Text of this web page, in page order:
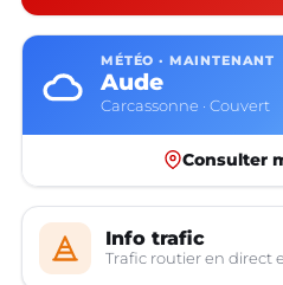
MÉTÉO · MAINTENANT
Aude
Carcassonne · Couvert
Consulter
Info trafic
Trafic routier en direct